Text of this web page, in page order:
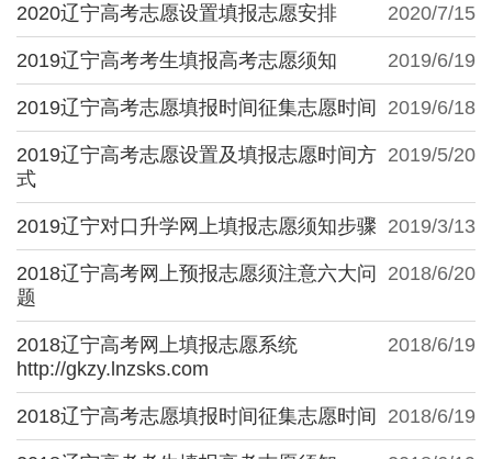
2020/7/15
2020辽宁高考志愿设置填报志愿安排
2019/6/19
2019辽宁高考考生填报高考志愿须知
2019/6/18
2019辽宁高考志愿填报时间征集志愿时间
2019/5/20
2019辽宁高考志愿设置及填报志愿时间方
式
2019/3/13
2019辽宁对口升学网上填报志愿须知步骤
2018/6/20
2018辽宁高考网上预报志愿须注意六大问
题
2018/6/19
2018辽宁高考网上填报志愿系统
http://gkzy.lnzsks.com
2018/6/19
2018辽宁高考志愿填报时间征集志愿时间